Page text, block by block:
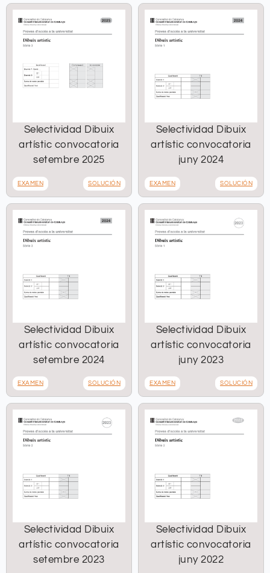
Selectividad Dibuix
artístic convocatoria
setembre 2025
EXAMEN SOLUCIÓN
Selectividad Dibuix
artístic convocatoria
juny 2024
EXAMEN SOLUCIÓN
Selectividad Dibuix
artístic convocatoria
setembre 2024
EXAMEN SOLUCIÓN
Selectividad Dibuix
artístic convocatoria
juny 2023
EXAMEN SOLUCIÓN
Selectividad Dibuix
artístic convocatoria
setembre 2023
Selectividad Dibuix
artístic convocatoria
juny 2022